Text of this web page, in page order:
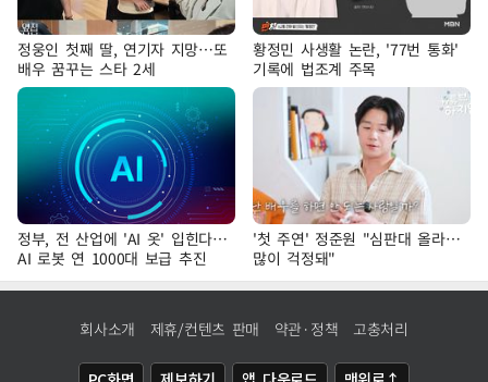
정웅인 첫째 딸, 연기자 지망…또
배우 꿈꾸는 스타 2세
황정민 사생활 논란, '77번 통화'
기록에 법조계 주목
정부, 전 산업에 'AI 옷' 입힌다…
AI 로봇 연 1000대 보급 추진
'첫 주연' 정준원 "심판대 올라…
많이 걱정돼"
회사소개 제휴/컨텐츠 판매 약관·정책 고충처리